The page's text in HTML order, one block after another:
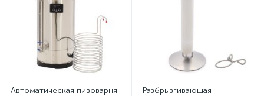
Автоматическая пивоварня
Разбрызгивающая